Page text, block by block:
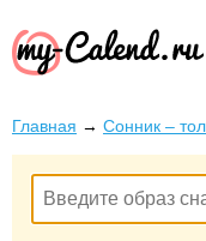
Главная → Сонник –